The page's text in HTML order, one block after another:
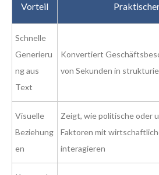
Vorteil
Schnelle
Generieru
ng aus
Text
Konvertiert
von Sekunden in
Visuelle
Beziehung
en
Zeigt, wie politische oder
Faktoren mit
interagieren